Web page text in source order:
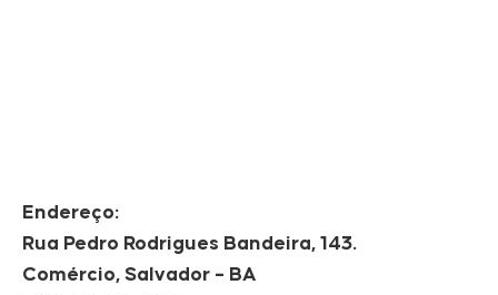
Endereço:
Rua Pedro Rodrigues Bandeira, 143.
Comércio, Salvador – BA